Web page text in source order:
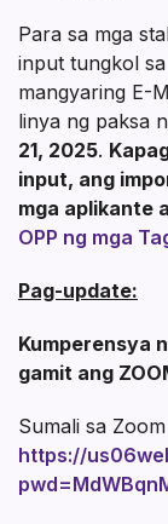
Para sa mga
input tungkol
mangyaring E-
linya ng paksa
21, 2025.
input, ang
mga aplikante
OPP ng mga
Pag-update:
Kumperensya
gamit ang
Sumali sa
https://